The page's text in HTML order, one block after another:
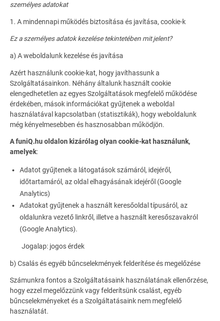
személyes adatokat
1. A mindennapi működés biztosítása és javítása, cookie-k
Ez a személyes adatok kezelése tekintetében mit jelent?
a) A weboldalunk kezelése és javítása
Azért használunk cookie-kat, hogy javíthassunk a
Szolgáltatásainkon. Néhány általunk használt cookie
elengedhetetlen az egyes Szolgáltatások megfelelő működése
érdekében, mások információkat gyűjtenek a weboldal
használatával kapcsolatban (statisztikák), hogy weboldalunk
még kényelmesebben és hasznosabban működjön.
A funiQ.hu oldalon kizárólag olyan cookie-kat használunk,
amelyek:
Adatot gyűjtenek a látogatások számáról, idejéről,
időtartamáról, az oldal elhagyásának idejéről (Google
Analytics)
Adatokat gyűjtenek a használt keresőoldal típusáról, az
oldalunkra vezető linkről, illetve a használt keresőszavakról
(Google Analytics).
Jogalap: jogos érdek
b) Csalás és egyéb bűncselekmények felderítése és megelőzése
Számunkra fontos a Szolgáltatásaink használatának ellenőrzése,
hogy ezzel megelőzzünk vagy felderítsünk csalást, egyéb
bűncselekményeket és a Szolgáltatásaink nem megfelelő
használatát.